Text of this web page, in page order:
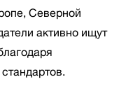
Северной
активно ищут